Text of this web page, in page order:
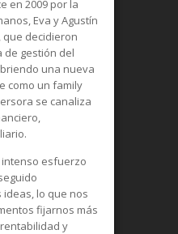
en 2009 por la
Eva y Agustín
que decidieron
de gestión del
una nueva
como un family
se canaliza
esfuerzo
lo que nos
fijarnos más
y